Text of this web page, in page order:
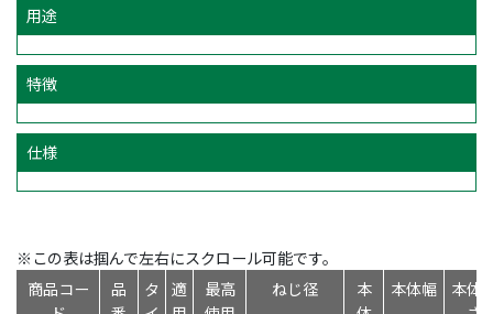
用途
特徴
仕様
※この表は掴んで左右にスクロール可能です。
商品コー
品
タ
適
最高
ねじ径
本
本体幅
本体